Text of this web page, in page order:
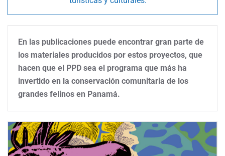
En las publicaciones puede encontrar gran parte de
los materiales producidos por estos proyectos, que
hacen que el PPD sea el programa que más ha
invertido en la conservación comunitaria de los
grandes felinos en Panamá.